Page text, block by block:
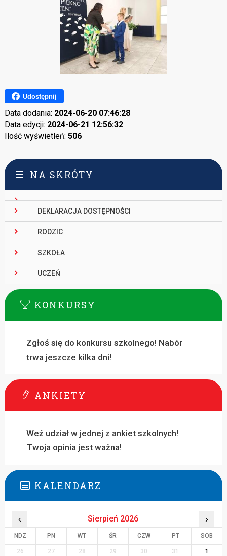
Udostępnij
Data dodania: 2024-06-20 07:46:28
Data edycji: 2024-06-21 12:56:32
Ilość wyświetleń: 506
NA SKRÓTY
DEKLARACJA DOSTĘPNOŚCI
RODZIC
SZKOŁA
UCZEŃ
KONKURSY
Zgłoś się do konkursu szkolnego! Nabór
trwa jeszcze kilka dni!
ANKIETY
Weź udział w jednej z ankiet szkolnych!
Twoja opinia jest ważna!
KALENDARZ
‹ Sierpień 2026 ›
NDZ PN WT ŚR CZW PT SOB
26 27 28 29 30 31
1